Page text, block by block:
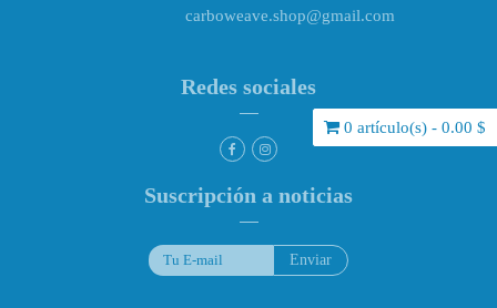
0 artículo(s) - 0.00 $
carboweave.shop@gmail.com
Redes sociales
Suscripción a noticias